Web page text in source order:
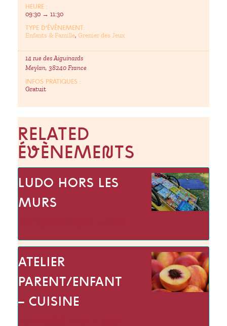
HEURE :
09:30 → 11:30
TYPE D’ÉVÈNEMENT:
Enfants & Famille,Grenier des Jeux
14 rue des Aiguinards
Meylan, 38240 France
INFOS PRATIQUES :
Gratuit
RELATED
ÉVÈNEMENTS
LUDO HORS LES
MURS
ATELIER
PARENT/ENFANT
– CUISINE